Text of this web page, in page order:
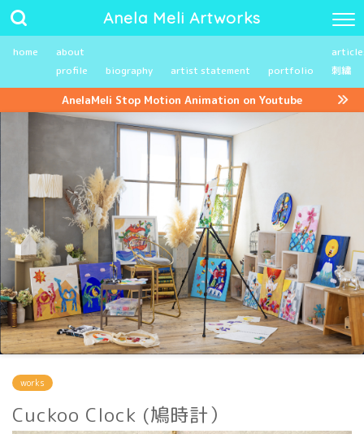
Anela Meli Artworks
home
about
profile
biography artist statement portfolio
刺繍
AnelaMeli Stop Motion Animation on Youtube
works
Cuckoo Clock (鳩時計）